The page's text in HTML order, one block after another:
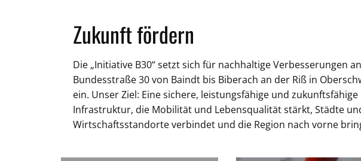
Zukunft fördern
Die „Initiative B30“ setzt sich für nachhaltige Verbesserungen
Bundesstraße 30 von Baindt bis Biberach an der Riß in
ein. Unser Ziel: Eine sichere, leistungsfähige und zukunftsfähige
Infrastruktur, die Mobilität und Lebensqualität stärkt, Städte
Wirtschaftsstandorte verbindet und die Region nach vorne